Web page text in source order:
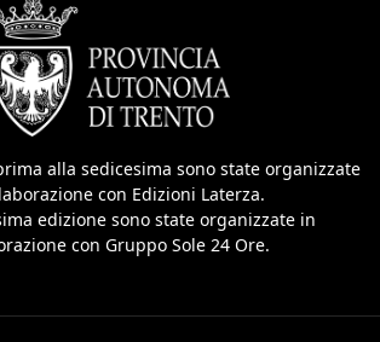
alla sedicesima sono state organizzate
con Edizioni Laterza.
edizione sono state organizzate in
con Gruppo Sole 24 Ore.